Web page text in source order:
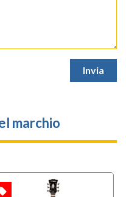
marchio